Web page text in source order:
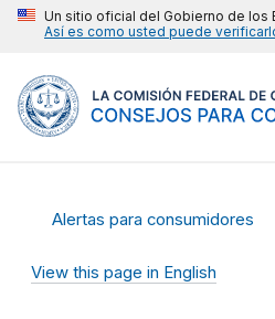
Un sitio oficial del Gobierno de los
Así es como usted puede
Alertas para consumidores
View this page in English